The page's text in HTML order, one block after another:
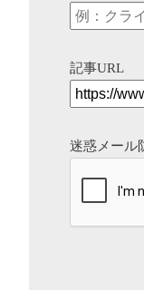
記事URL
迷惑メール